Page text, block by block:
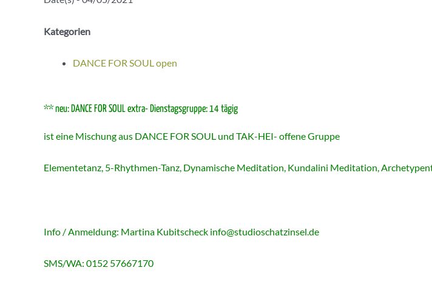
Kategorien
DANCE FOR SOUL open
** neu: DANCE FOR SOUL extra- Dienstagsgruppe: 14 tägig
ist eine Mischung aus DANCE FOR SOUL und TAK-HEI- offene Gruppe
Elementetanz, 5-Rhythmen-Tanz, Dynamische Meditation, Kundalini Meditation,
Info / Anmeldung: Martina Kubitscheck info@studioschatzinsel.de
SMS/WA: 0152 57667170